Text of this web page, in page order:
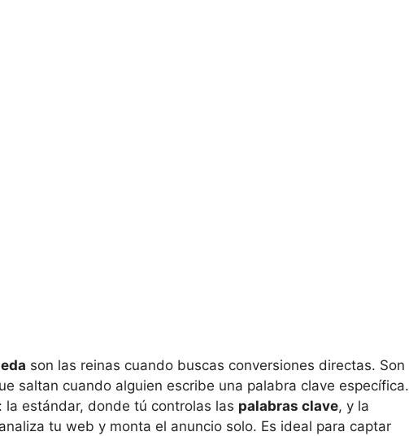
son las reinas cuando buscas conversiones directas. Son
saltan cuando alguien escribe una palabra clave específica.
la estándar, donde tú controlas las palabras clave, y la
tu web y monta el anuncio solo. Es ideal para captar